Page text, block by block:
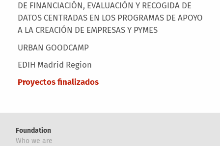
DE FINANCIACIÓN, EVALUACIÓN Y RECOGIDA DE
DATOS CENTRADAS EN LOS PROGRAMAS DE APOYO
A LA CREACIÓN DE EMPRESAS Y PYMES
URBAN GOODCAMP
EDIH Madrid Region
Proyectos finalizados
Foundation
Who we are